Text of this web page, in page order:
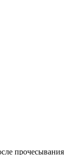
прочесывания